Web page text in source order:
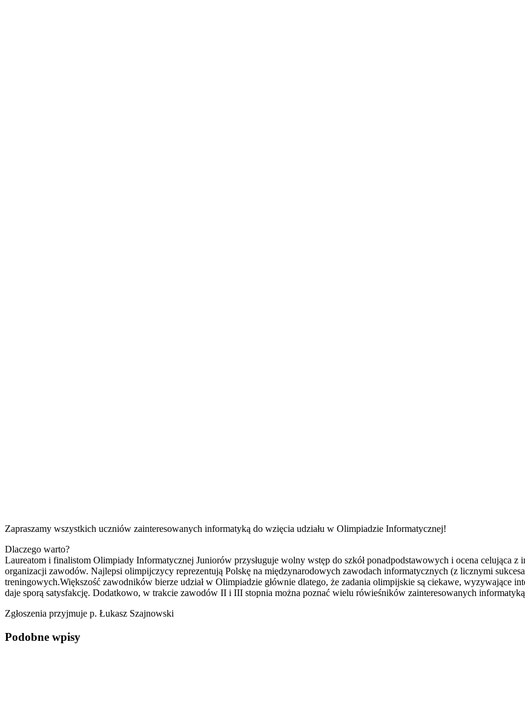
Zapraszamy wszystkich uczniów zainteresowanych informatyką do wzięcia udziału w Olimpiadzie Informatycznej!
Dlaczego warto?
Laureatom i finalistom Olimpiady Informatycznej Juniorów przysługuje wolny wstęp do szkół ponadpodstawowych i ocena celująca z
organizacji zawodów. Najlepsi olimpijczycy reprezentują Polskę na międzynarodowych zawodach informatycznych (z licznymi
treningowych.Większość zawodników bierze udział w Olimpiadzie głównie dlatego, że zadania olimpijskie są ciekawe, wyzywające
daje sporą satysfakcję. Dodatkowo, w trakcie zawodów II i III stopnia można poznać wielu rówieśników zainteresowanych
Zgłoszenia przyjmuje p. Łukasz Szajnowski
Podobne wpisy